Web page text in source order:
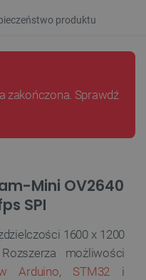
produktu
zakończona. Sprawdź
Mini OV2640
SPI
1600 x 1200
możliwości
Arduino, STM32 i